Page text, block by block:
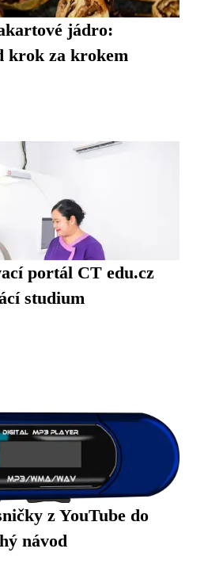
jádro:
krok za krokem
portál CT edu.cz
studium
z YouTube do
návod